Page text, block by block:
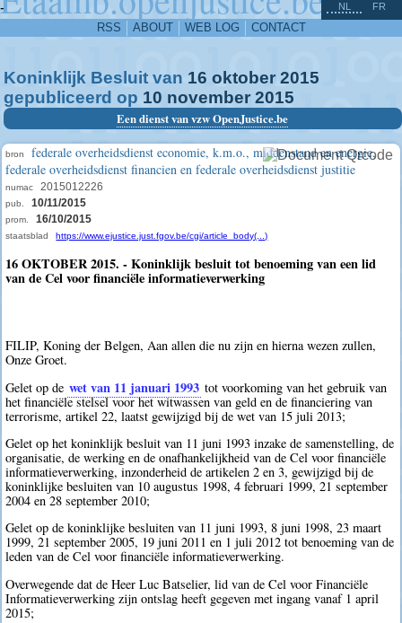
-
RSS ABOUT WEB LOG CONTACT
NL FR
Koninklijk Besluit van 16 oktober 2015
gepubliceerd op 10 november 2015
Een dienst van vzw OpenJustice.be
bron
federale overheidsdienst economie, k.m.o., middenstand en energie,
federale overheidsdienst financien en federale overheidsdienst justitie
numac 2015012226
pub. 10/11/2015
prom. 16/10/2015
staatsblad https://www.ejustice.just.fgov.be/cgi/article_body(...)
16 OKTOBER 2015. - Koninklijk besluit tot benoeming van een lid
van de Cel voor financiële informatieverwerking
FILIP, Koning der Belgen, Aan allen die nu zijn en hierna wezen zullen,
Onze Groet.
Gelet op de wet van 11 januari 1993 tot voorkoming van het gebruik van
het financiële stelsel voor het witwassen van geld en de financiering van
terrorisme, artikel 22, laatst gewijzigd bij de wet van 15 juli 2013;
Gelet op het koninklijk besluit van 11 juni 1993 inzake de samenstelling, de
organisatie, de werking en de onafhankelijkheid van de Cel voor financiële
informatieverwerking, inzonderheid de artikelen 2 en 3, gewijzigd bij de
koninklijke besluiten van 10 augustus 1998, 4 februari 1999, 21 september
2004 en 28 september 2010;
Gelet op de koninklijke besluiten van 11 juni 1993, 8 juni 1998, 23 maart
1999, 21 september 2005, 19 juni 2011 en 1 juli 2012 tot benoeming van de
leden van de Cel voor financiële informatieverwerking.
Overwegende dat de Heer Luc Batselier, lid van de Cel voor Financiële
Informatieverwerking zijn ontslag heeft gegeven met ingang vanaf 1 april
2015;
^